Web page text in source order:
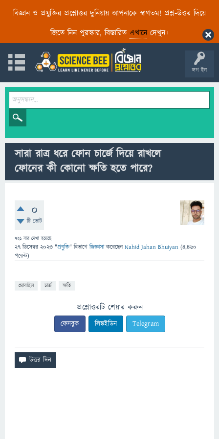
বিজ্ঞান ও প্রযুক্তির প্রশ্নোত্তর দুনিয়ায় আপনাকে স্বাগতম! প্রশ্ন-উত্তর দিয়ে
জিতে নিন পুরস্কার, বিস্তারিত এখানেদেখুন।
লগ ইন
সারা রাত্র ধরে ফোন চার্জে দিয়ে রাখলে
ফোনের কী কোনো ক্ষতি হতে পারে?
0
টি ভোট
721 বার দেখা হয়েছে
27 ডিসেম্বর 2023 "প্রযুক্তি" বিভাগে জিজ্ঞাসাকরেছেনNahid Jahan Bhuiyan (4,460
পয়েন্ট)
মোবাইল চার্জ ক্ষতি
প্রশ্নোত্তরটি শেয়ার করুন
ফেসবুক লিঙ্কইডিন Telegram